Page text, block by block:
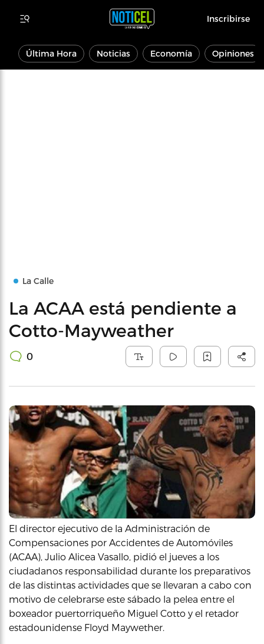
Inscribirse
Última Hora Noticias Economía Opiniones
La Calle
La ACAA está pendiente a
Cotto-Mayweather
0
El director ejecutivo de la Administración de
Compensaciones por Accidentes de Automóviles
(ACAA), Julio Alicea Vasallo, pidió el jueves a los
ciudadanos responsabilidad durante los preparativos
de las distintas actividades que se llevaran a cabo con
motivo de celebrarse este sábado la pelea entre el
boxeador puertorriqueño Miguel Cotto y el retador
estadounidense Floyd Maywether.